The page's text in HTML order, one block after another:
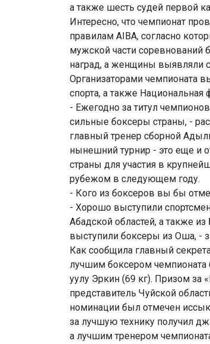
а также шесть судей первой
Интересно, что чемпионат
правилам AIBA, согласно
мужской части соревнований
наград, а женщины выявляли
Организаторами чемпионата
спорта, а также
- Ежегодно за титул
сильные боксеры страны, -
главный тренер сборной
нынешний турнир - это еще и
страны для участия в
рубежом в следующем году.
- Кого из боксеров вы бы
- Хорошо выступили
Абадской областей, а также
выступили боксеры из Оша, -
Как сообщила главный
лучшим боксером
уулу Эркин (69 кг). Призом
представитель Чуйской
номинации был отмечен
за лучшую технику получил
а лучшим тренером